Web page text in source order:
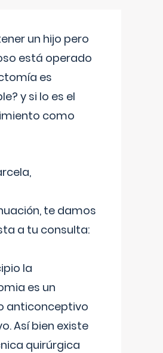
un hijo pero
está operado
es
y si lo es el
como
te damos
a tu consulta:
la
es un
anticonceptivo
Así bien existe
quirúrgica